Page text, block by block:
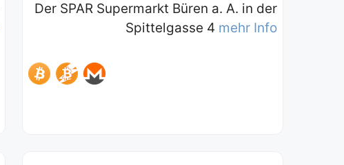
Der SPAR Supermarkt Büren a. A. in der
Spittelgasse 4 mehr Info